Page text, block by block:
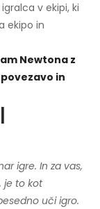
v ekipi, ki
ekipo in
Newtona z
in
igre. In za vas,
je to kot
uči igro.